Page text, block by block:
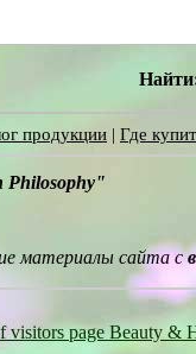
продукции | Где
Philosophy"
материалы сайта с